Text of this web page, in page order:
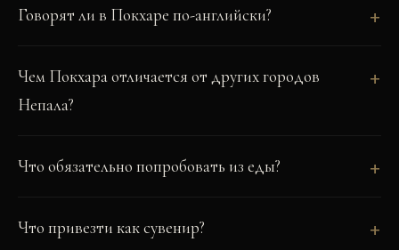
Говорят ли в Покхаре по-английски?
Чем Покхара отличается от других городов
Непала?
Что обязательно попробовать из еды?
Что привезти как сувенир?